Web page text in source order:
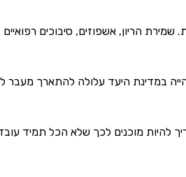
הריון, אשפוזים, סיבוכים
במדינת היעד עלולה להתארך מעבר
להיות מוכנים לכך שלא הכל תמיד